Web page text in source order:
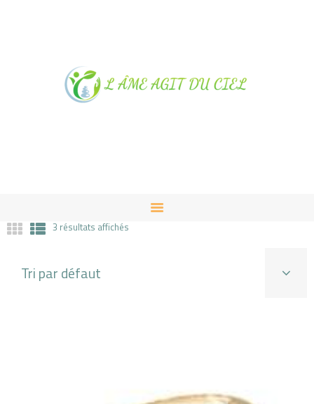
NOTRE MAGASIN À
ALBUSSAC
3 résultats affichés